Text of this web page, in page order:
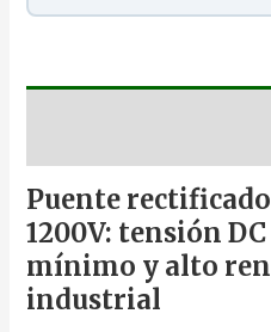
Puente
1200V: tensión
mínimo y alto
industrial